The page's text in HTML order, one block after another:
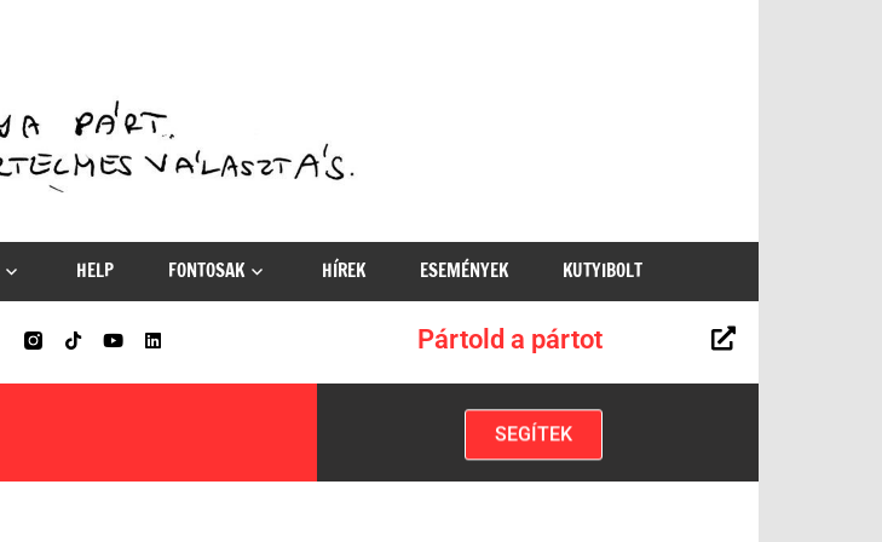
HELP FONTOSAK HÍREK ESEMÉNYEK KUTYIBOLT
Pártold a pártot
SEGÍTEK